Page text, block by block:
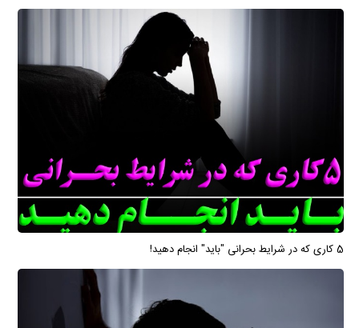
5 کاری که در شرایط بحرانی "باید" انجام دهید!